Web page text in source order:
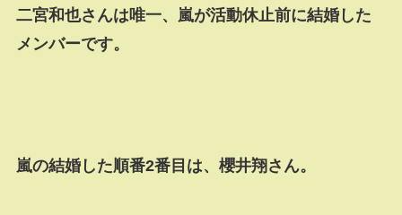
二宮和也さんは唯一、嵐が活動休止前に結婚した
メンバーです。
嵐の結婚した順番2番目は、櫻井翔さん。